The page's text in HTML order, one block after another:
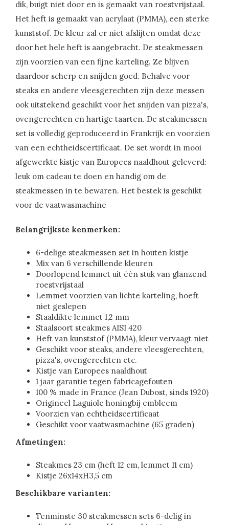
dik, buigt niet door en is gemaakt van roestvrijstaal.
Het heft is gemaakt van acrylaat (PMMA), een sterke
kunststof. De kleur zal er niet afslijten omdat deze
door het hele heft is aangebracht. De steakmessen
zijn voorzien van een fijne karteling. Ze blijven
daardoor scherp en snijden goed. Behalve voor
steaks en andere vleesgerechten zijn deze messen
ook uitstekend geschikt voor het snijden van pizza's,
ovengerechten en hartige taarten. De steakmessen
set is volledig geproduceerd in Frankrijk en voorzien
van een echtheidscertificaat. De set wordt in mooi
afgewerkte kistje van Europees naaldhout geleverd:
leuk om cadeau te doen en handig om de
steakmessen in te bewaren. Het bestek is geschikt
voor de vaatwasmachine
Belangrijkste kenmerken:
6-delige steakmessen set in houten kistje
Mix van 6 verschillende kleuren
Doorlopend lemmet uit één stuk van glanzend
roestvrijstaal
Lemmet voorzien van lichte karteling, hoeft
niet geslepen
Staaldikte lemmet 1,2 mm
Staalsoort steakmes AISI 420
Heft van kunststof (PMMA), kleur vervaagt niet
Geschikt voor steaks, andere vleesgerechten,
pizza's, ovengerechten etc.
Kistje van Europees naaldhout
1 jaar garantie tegen fabricagefouten
100 % made in France (Jean Dubost, sinds 1920)
Origineel Laguiole honingbij embleem
Voorzien van echtheidscertificaat
Geschikt voor vaatwasmachine (65 graden)
Afmetingen:
Steakmes 23 cm (heft 12 cm, lemmet 11 cm)
Kistje 26x14xH3,5 cm
Beschikbare varianten:
Tenminste 30 steakmessen sets 6-delig in